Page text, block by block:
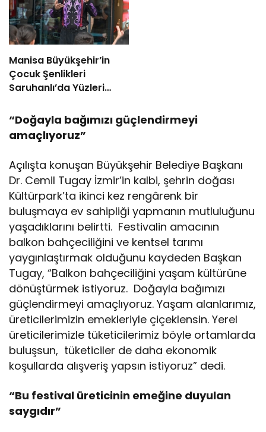
Manisa Büyükşehir’in
Çocuk Şenlikleri
Saruhanlı’da Yüzleri
“Doğayla bağımızı güçlendirmeyi
amaçlıyoruz”
Açılışta konuşan Büyükşehir Belediye Başkanı
Dr. Cemil Tugay İzmir’in kalbi, şehrin doğası
Kültürpark’ta ikinci kez rengârenk bir
buluşmaya ev sahipliği yapmanın mutluluğunu
yaşadıklarını belirtti. Festivalin amacının
balkon bahçeciliğini ve kentsel tarımı
yaygınlaştırmak olduğunu kaydeden Başkan
Tugay, “Balkon bahçeciliğini yaşam kültürüne
dönüştürmek istiyoruz. Doğayla bağımızı
güçlendirmeyi amaçlıyoruz. Yaşam alanlarımız,
üreticilerimizin emekleriyle çiçeklensin. Yerel
üreticilerimizle tüketicilerimiz böyle ortamlarda
buluşsun, tüketiciler de daha ekonomik
koşullarda alışveriş yapsın istiyoruz” dedi.
“Bu festival üreticinin emeğine duyulan
saygıdır”